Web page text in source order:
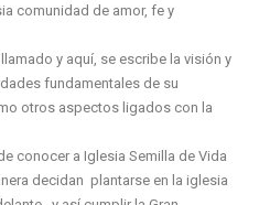
comunidad de amor, fe y
y aquí, se escribe la visión y
fundamentales de su
otros aspectos ligados con la
conocer a Iglesia Semilla de Vida
decidan plantarse en la iglesia